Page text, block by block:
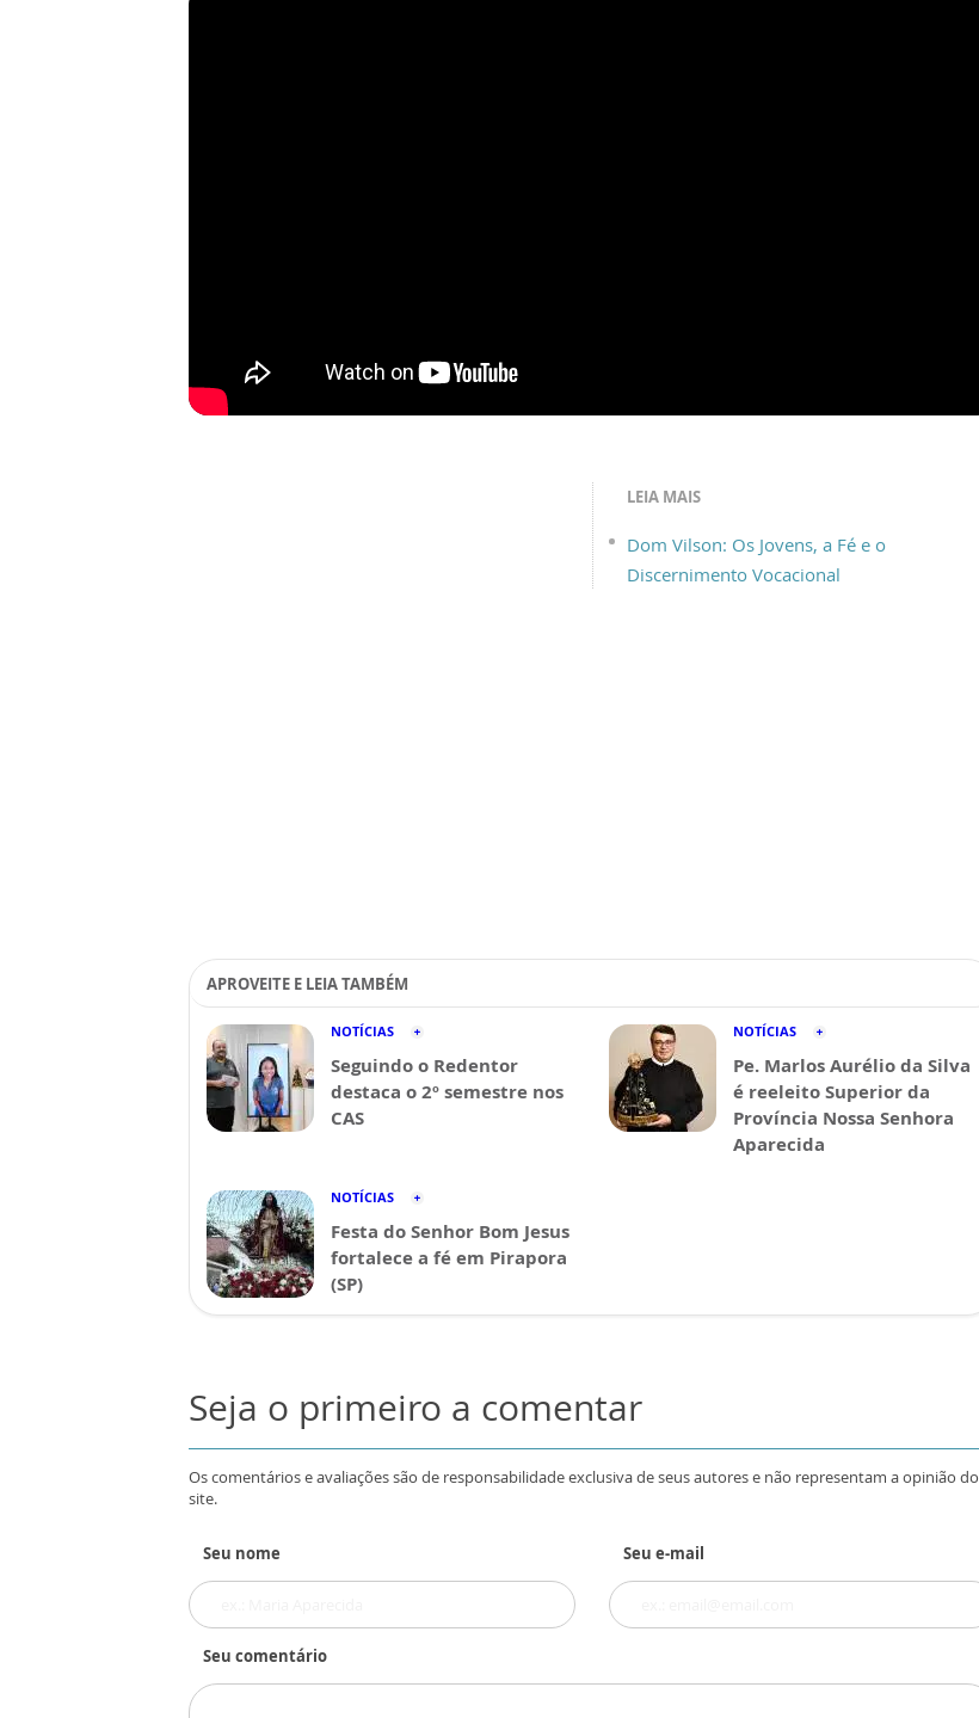
LEIA MAIS
Dom Vilson: Os Jovens, a Fé e o
Discernimento Vocacional
APROVEITE E LEIA TAMBÉM
NOTÍCIAS
Seguindo o Redentor
destaca o 2º semestre nos
CAS
NOTÍCIAS
Pe. Marlos Aurélio da Silva
é reeleito Superior da
Província Nossa Senhora
Aparecida
NOTÍCIAS
Festa do Senhor Bom Jesus
fortalece a fé em Pirapora
(SP)
Seja o primeiro a comentar
Os comentários e avaliações são de responsabilidade exclusiva de seus autores e não representam a opinião do
site.
Seu nome Seu e-mail
Seu comentário